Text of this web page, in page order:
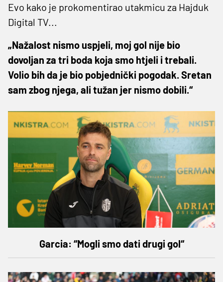
Evo kako je prokomentirao utakmicu za Hajduk
Digital TV...
„Nažalost nismo uspjeli, moj gol nije bio
dovoljan za tri boda koja smo htjeli i trebali.
Volio bih da je bio pobjednički pogodak. Sretan
sam zbog njega, ali tužan jer nismo dobili.“
Garcia: “Mogli smo dati drugi gol“